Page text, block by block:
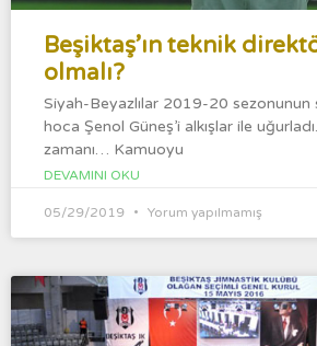
Beşiktaş’ın teknik
olmalı?
Siyah-Beyazlılar 2019-20 sezonunun
hoca Şenol Güneş’i alkışlar ile
zamanı… Kamuoyu
DEVAMINI OKU
05/29/2019 Yorum yapılmamış